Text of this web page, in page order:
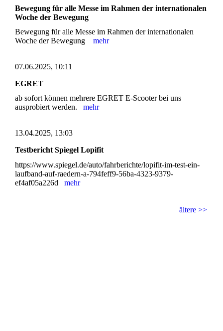
Bewegung für alle Messe im Rahmen der internationalen
Woche der Bewegung
Bewegung für alle Messe im Rahmen der internationalen
Woche der Bewegung mehr
07.06.2025, 10:11
EGRET
ab sofort können mehrere EGRET E-Scooter bei uns
ausprobiert werden. mehr
13.04.2025, 13:03
Testbericht Spiegel Lopifit
https://www.spiegel.de/auto/fahrberichte/lopifit-im-test-ein-
laufband-auf-raedern-a-794feff9-56ba-4323-9379-
ef4af05a226d mehr
ältere >>